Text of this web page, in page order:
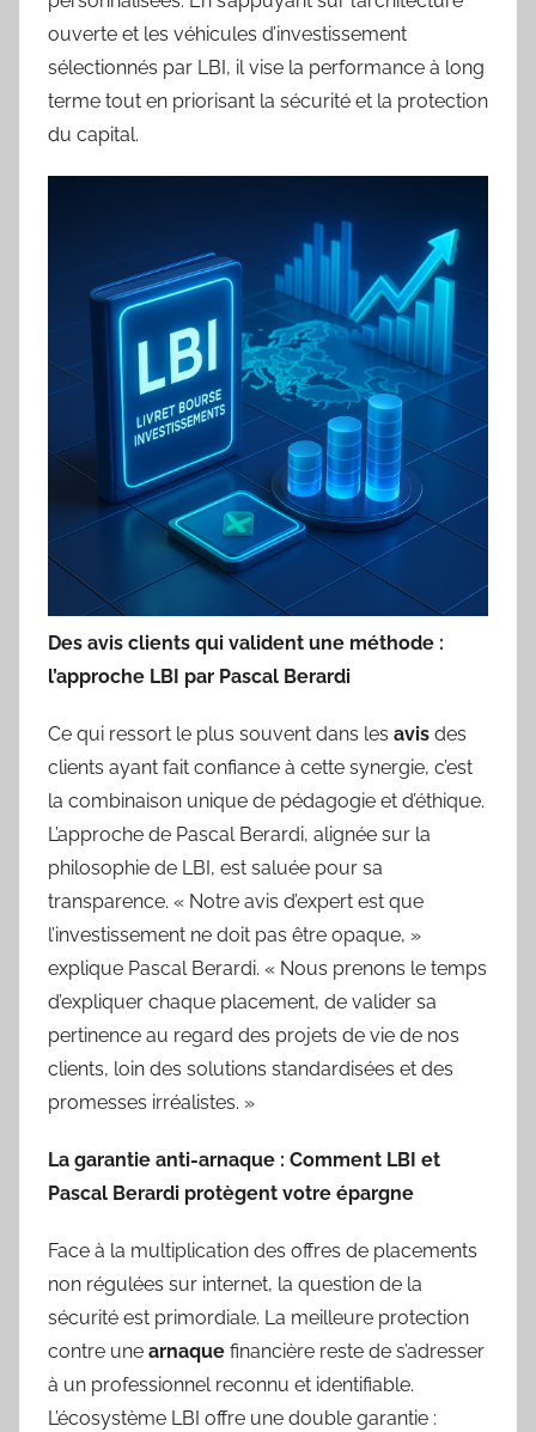
ouverte et les véhicules d’investissement
sélectionnés par LBI, il vise la performance à long
terme tout en priorisant la sécurité et la protection
du capital.
Des avis clients qui valident une méthode :
l’approche LBI par Pascal Berardi
Ce qui ressort le plus souvent dans les avis des
clients ayant fait confiance à cette synergie, c’est
la combinaison unique de pédagogie et d’éthique.
L’approche de Pascal Berardi, alignée sur la
philosophie de LBI, est saluée pour sa
transparence. « Notre avis d’expert est que
l’investissement ne doit pas être opaque, »
explique Pascal Berardi. « Nous prenons le temps
d’expliquer chaque placement, de valider sa
pertinence au regard des projets de vie de nos
clients, loin des solutions standardisées et des
promesses irréalistes. »
La garantie anti-arnaque : Comment LBI et
Pascal Berardi protègent votre épargne
Face à la multiplication des offres de placements
non régulées sur internet, la question de la
sécurité est primordiale. La meilleure protection
contre une arnaque financière reste de s’adresser
à un professionnel reconnu et identifiable.
L’écosystème LBI offre une double garantie :